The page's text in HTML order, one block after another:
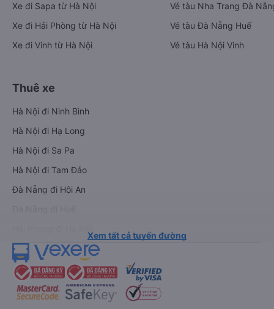
Xe đi Sapa từ Hà Nội
Xe đi Hải Phòng từ Hà Nội
Xe đi Vinh từ Hà Nội
Vé tàu Nha Trang Đà
Vé tàu Đà Nẵng Huế
Vé tàu Hà Nội Vinh
Thuê xe
Hà Nội đi Ninh Bình
Hà Nội đi Hạ Long
Hà Nội đi Sa Pa
Hà Nội đi Tam Đảo
Đà Nẵng đi Hội An
Xem tất cả tuyến đường